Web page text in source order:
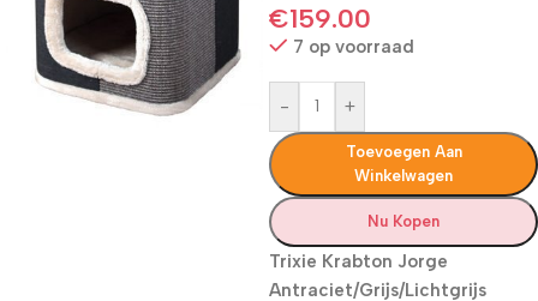
€159.00
7 op voorraad
- +
Toevoegen Aan
Winkelwagen
Nu Kopen
Trixie Krabton Jorge
Antraciet/Grijs/Lichtgrijs